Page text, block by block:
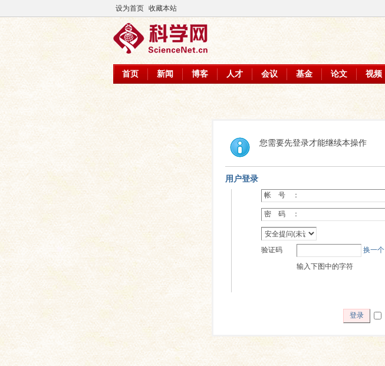
设为首页 收藏本站
首页 新闻 博客 人才 会议 基金 论文 视频
您需要先登录才能继续本操作
用户登录
帐 号 ：
密 码 ：
验证码
换一个
输入下图中的字符
登录